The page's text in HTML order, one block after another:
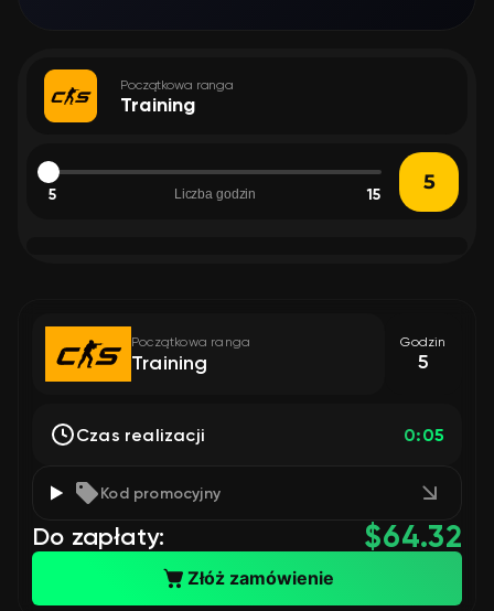
Początkowa ranga
Training
5 Liczba godzin 15
Początkowa ranga
Training
Godzin
5
Czas realizacji 0:05
Kod promocyjny
Do zapłaty: 64.32
$
Złóż zamówienie